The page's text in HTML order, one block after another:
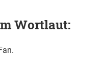
Wortlaut: